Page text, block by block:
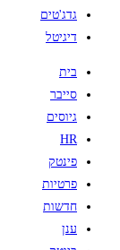
גדג'טים
דיגיטל
בית
סייבר
גיוסים
HR
פינטק
פרטיות
חדשות
ענן